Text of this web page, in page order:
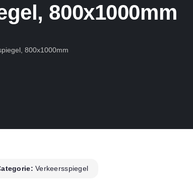
800x1000mm
800x1000mm
Verkeersspiegel